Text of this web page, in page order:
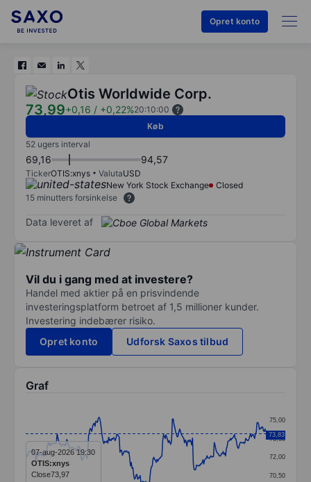
Opret konto
Otis Worldwide Corp.
73,99+0,16 / +0,22%20:10:00
Køb
52 ugers interval
69,16 94,57
TickerOTIS:xnys ValutaUSD
New York Stock Exchange
Closed
15 minutters forsinkelse
Data leveret af
Vil du i gang med at investere?
Handel med aktier på en prisvindende
investeringsplatform betroet af 1,5 millioner kunder.
Investering indebærer risiko.
Opret konto
Udforsk Saxos tilbud
Graf
Line chart with 299 data points.
The chart has 1 X axis displaying categories.
The chart has 1 Y axis displaying values. Data ranges
70,50
72,00
73,50
75,00
73,83
07-aug-2026 19:30
OTIS:xnys
Close73,97